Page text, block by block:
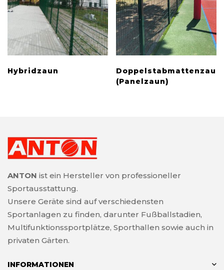
Hybridzaun
Doppelstabmattenzaun
(Panelzaun)
ANTON ist ein Hersteller von professioneller
Sportausstattung.
Unsere Geräte sind auf verschiedensten
Sportanlagen zu finden, darunter Fußballstadien,
Multifunktionssportplätze, Sporthallen sowie auch in
privaten Gärten.
INFORMATIONEN